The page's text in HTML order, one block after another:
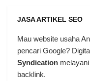
JASA ARTIKEL SEO
Mau website usaha
pencari Google?
Syndication
backlink.